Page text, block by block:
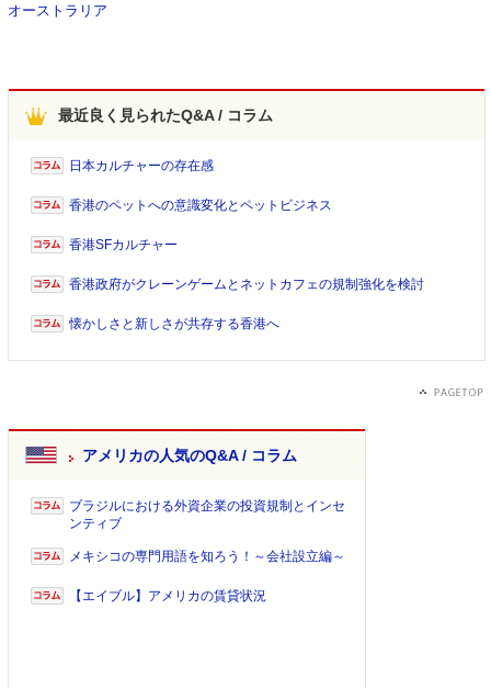
オーストラリア
最近良く見られたQ&A / コラム
日本カルチャーの存在感
香港のペットへの意識変化とペットビジネス
香港SFカルチャー
香港政府がクレーンゲームとネットカフェの規制強化を検討
懐かしさと新しさが共存する香港へ
アメリカの人気のQ&A / コラム
ブラジルにおける外資企業の投資規制とインセ
ンティブ
メキシコの専門用語を知ろう！～会社設立編～
【エイブル】アメリカの賃貸状況